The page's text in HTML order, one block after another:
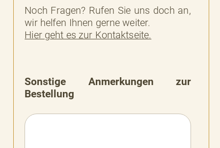
Noch Fragen? Rufen Sie uns doch an,
wir helfen Ihnen gerne weiter.
Hier geht es zur Kontaktseite.
Sonstige Anmerkungen zur
Bestellung